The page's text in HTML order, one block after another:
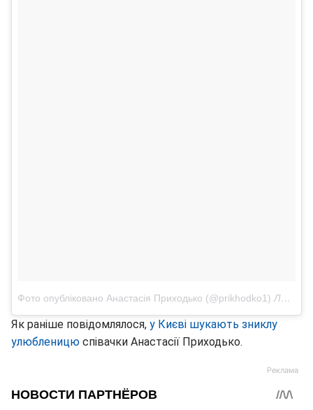
Фото опубліковано Анастасія Приходько (@prikhodko1) Лис 8 2016 в 3:15 PST
Як раніше повідомлялося, у Києві шукають зниклу
улюбленицю співачки Анастасії Приходько.